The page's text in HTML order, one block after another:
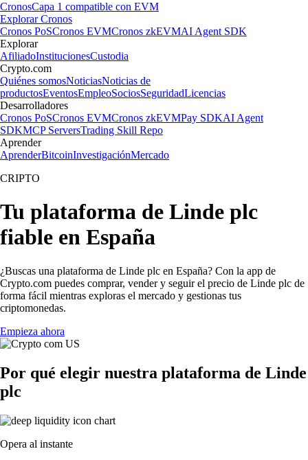
CronosCapa 1 compatible con EVM
Explorar Cronos
Cronos PoSCronos EVMCronos zkEVMAI Agent SDK
Explorar
AfiliadoInstitucionesCustodia
Crypto.com
Quiénes somosNoticiasNoticias de
productosEventosEmpleoSociosSeguridadLicencias
Desarrolladores
Cronos PoSCronos EVMCronos zkEVMPay SDKAI Agent
SDKMCP ServersTrading Skill Repo
Aprender
AprenderBitcoinInvestigaciónMercado
CRIPTO
Tu plataforma de Linde plc
fiable en España
¿Buscas una plataforma de Linde plc en España? Con la app de
Crypto.com puedes comprar, vender y seguir el precio de Linde plc de
forma fácil mientras exploras el mercado y gestionas tus
criptomonedas.
Empieza ahora
Por qué elegir nuestra plataforma de Linde
plc
Opera al instante